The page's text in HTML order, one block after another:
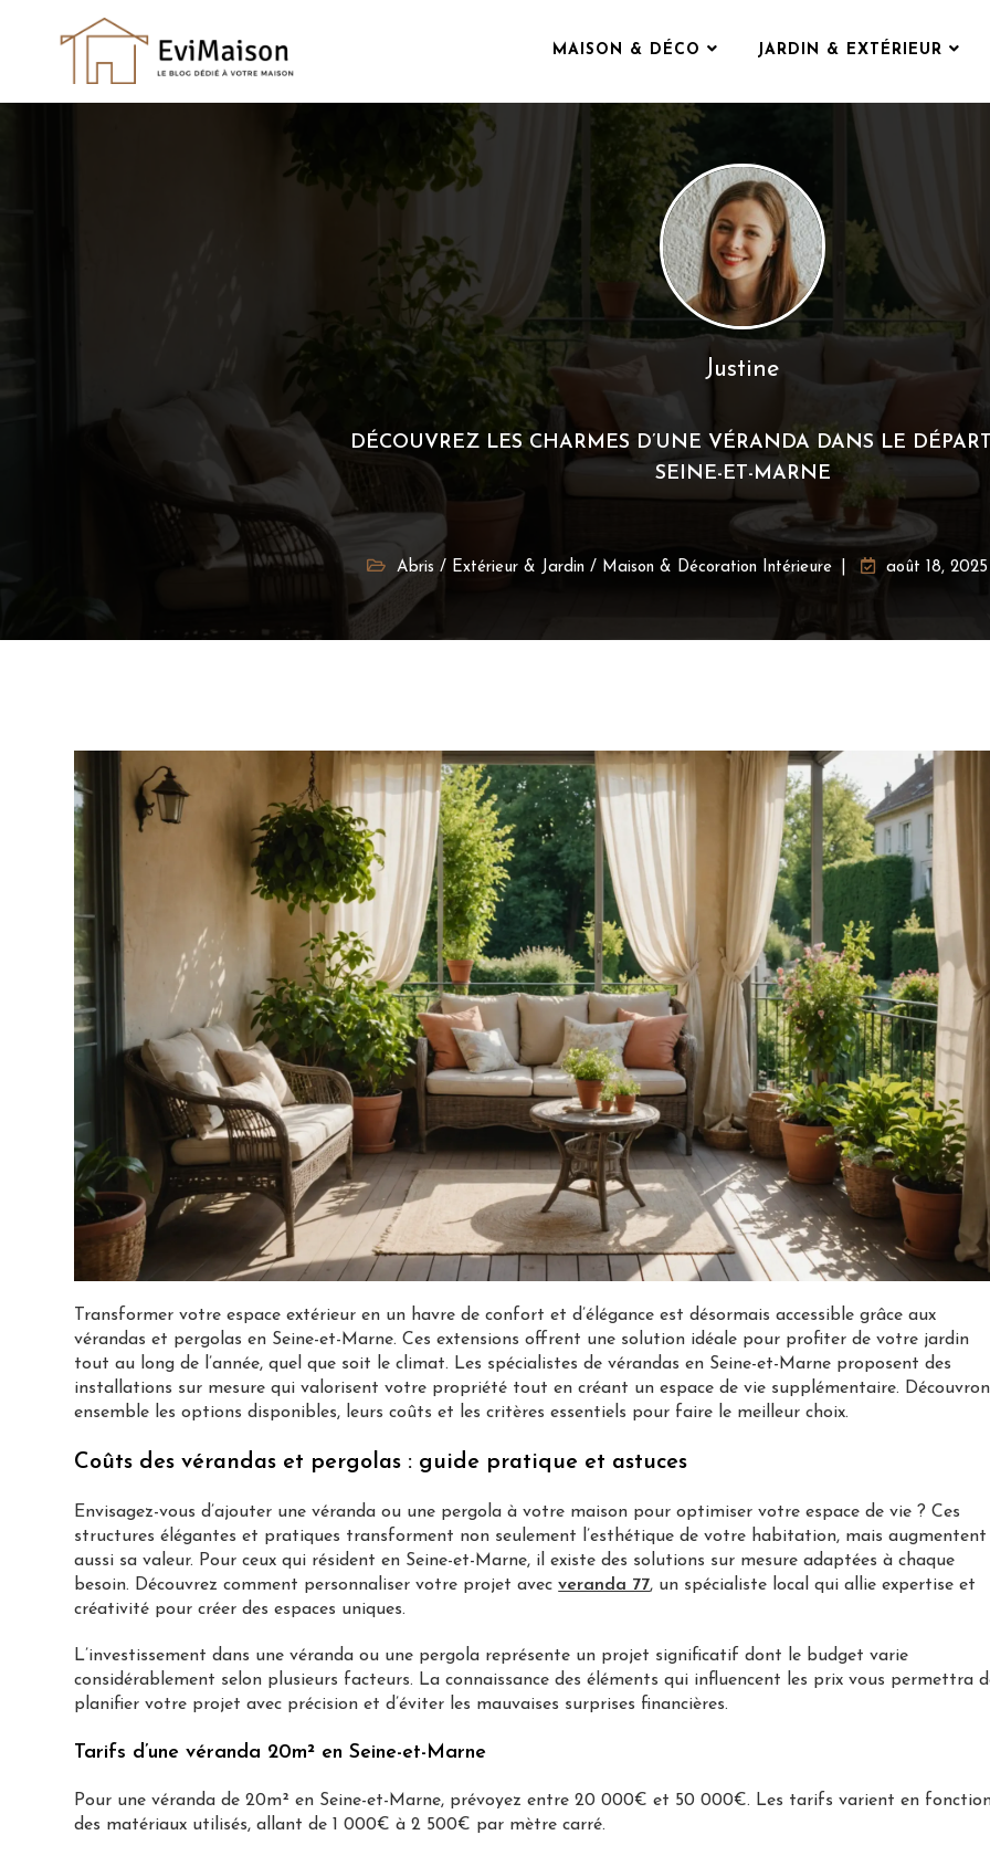
MAISON & DÉCO JARDIN & EXTÉRIEUR
Justine
DÉCOUVREZ LES CHARMES D’UNE VÉRANDA DANS LE
SEINE-ET-MARNE
Abris / Extérieur & Jardin/ Maison & Décoration Intérieure août 18, 2025
Transformer votre espace extérieur en un havre de confort et d’élégance est désormais accessible grâce aux
vérandas et pergolas en Seine-et-Marne. Ces extensions offrent une solution idéale pour profiter de votre jardin
tout au long de l’année, quel que soit le climat. Les spécialistes de vérandas en Seine-et-Marne proposent des
installations sur mesure qui valorisent votre propriété tout en créant un espace de vie supplémentaire.
ensemble les options disponibles, leurs coûts et les critères essentiels pour faire le meilleur choix.
Coûts des vérandas et pergolas : guide pratique et astuces
Envisagez-vous d’ajouter une véranda ou une pergola à votre maison pour optimiser votre espace de vie ? Ces
structures élégantes et pratiques transforment non seulement l’esthétique de votre habitation, mais augmentent
aussi sa valeur. Pour ceux qui résident en Seine-et-Marne, il existe des solutions sur mesure adaptées à chaque
besoin. Découvrez comment personnaliser votre projet avecveranda 77, un spécialiste local qui allie expertise et
créativité pour créer des espaces uniques.
L’investissement dans une véranda ou une pergola représente un projet significatif dont le budget varie
considérablement selon plusieurs facteurs. La connaissance des éléments qui influencent les prix vous permettra
planifier votre projet avec précision et d’éviter les mauvaises surprises financières.
Tarifs d’une véranda 20m² en Seine-et-Marne
Pour une véranda de 20m² en Seine-et-Marne, prévoyez entre 20 000€ et 50 000€. Les tarifs varient en
des matériaux utilisés, allant de 1 000€ à 2 500€ par mètre carré.